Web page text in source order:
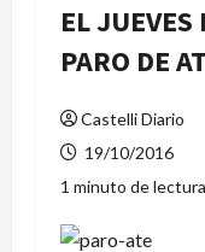
EL JUEVES
PARO DE
Castelli Diario
19/10/2016
1 minuto de lectura